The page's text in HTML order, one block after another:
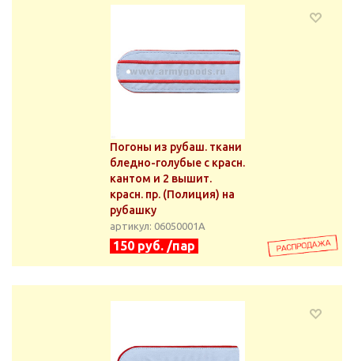
Погоны из рубаш. ткани
бледно-голубые с красн.
кантом и 2 вышит.
красн. пр. (Полиция) на
рубашку
артикул: 06050001А
150 руб. /пар